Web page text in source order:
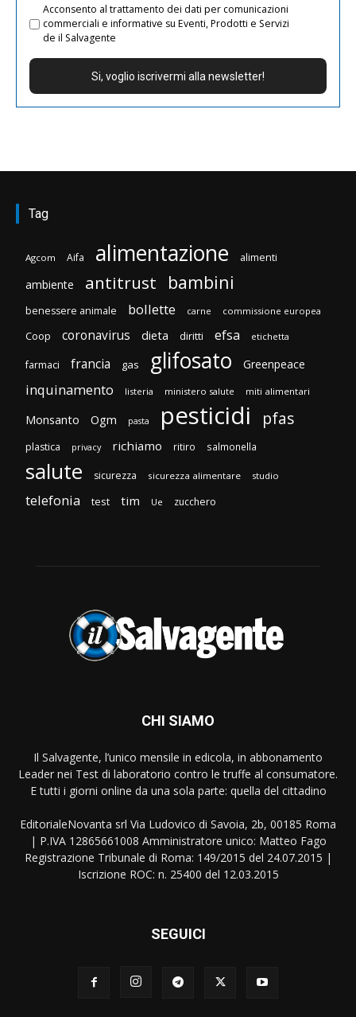
Acconsento al trattamento dei dati per comunicazioni
commerciali e informative su Eventi, Prodotti e Servizi
de il Salvagente
Tag
Agcom Aifa alimentazione alimenti
ambiente antitrust bambini
benessere animale bollette carne commissione europea
Coop coronavirus dieta diritti efsa etichetta
farmaci francia gas glifosato Greenpeace
inquinamento listeria ministero salute miti alimentari
Monsanto Ogm pasta pesticidi pfas
plastica privacy richiamo ritiro salmonella
salute sicurezza sicurezza alimentare studio
telefonia test tim Ue zucchero
CHI SIAMO
Il Salvagente, l’unico mensile in edicola, in abbonamento
Leader nei Test di laboratorio contro le truffe al consumatore.
E tutti i giorni online da una sola parte: quella del cittadino
EditorialeNovanta srl Via Ludovico di Savoia, 2b, 00185 Roma
| P.IVA 12865661008 Amministratore unico: Matteo Fago
Registrazione Tribunale di Roma: 149/2015 del 24.07.2015 |
Iscrizione ROC: n. 25400 del 12.03.2015
SEGUICI